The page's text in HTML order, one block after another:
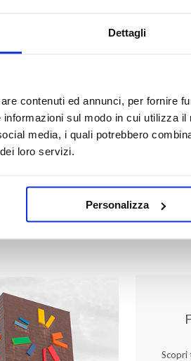
Dettagli
contenuti ed annunci, per fornire
sul modo in cui utilizza
media, i quali potrebbero
loro servizi.
Personalizza
ALCOTT DONNA
Scopri